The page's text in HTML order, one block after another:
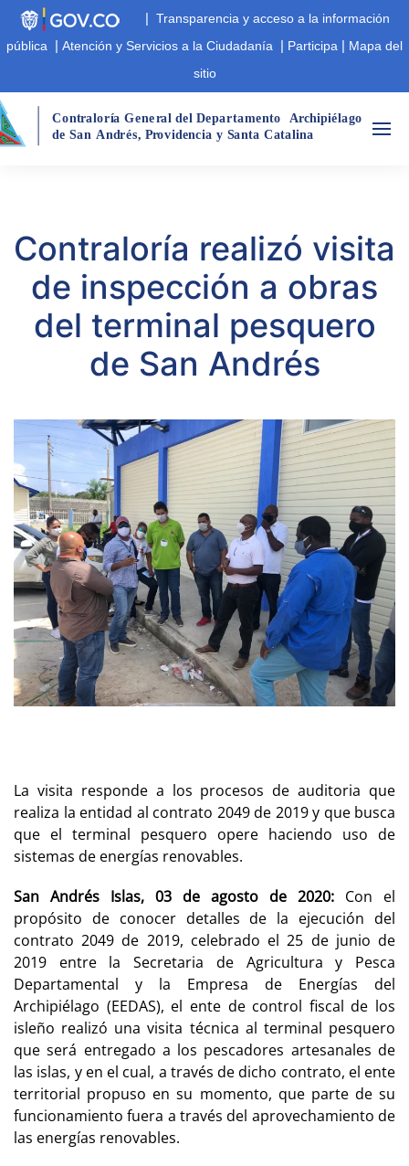
| Transparencia y acceso a la información
pública | Atención y Servicios a la Ciudadanía | Participa | Mapa del
sitio
Contraloría General del Departamento Archipiélago
de San Andrés, Providencia y Santa Catalina
Contraloría realizó visita
de inspección a obras
del terminal pesquero
de San Andrés
La visita responde a los procesos de auditoria que
realiza la entidad al contrato 2049 de 2019 y que busca
que el terminal pesquero opere haciendo uso de
sistemas de energías renovables.
San Andrés Islas, 03 de agosto de 2020: Con el
propósito de conocer detalles de la ejecución del
contrato 2049 de 2019, celebrado el 25 de junio de
2019 entre la Secretaria de Agricultura y Pesca
Departamental y la Empresa de Energías del
Archipiélago (EEDAS), el ente de control fiscal de los
isleño realizó una visita técnica al terminal pesquero
que será entregado a los pescadores artesanales de
las islas, y en el cual, a través de dicho contrato, el ente
territorial propuso en su momento, que parte de su
funcionamiento fuera a través del aprovechamiento de
las energías renovables.